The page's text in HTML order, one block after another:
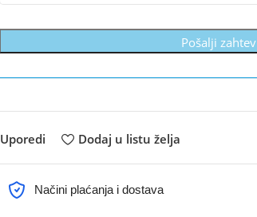
Pošalji zahtev
Uporedi Dodaj u listu želja
Načini plaćanja i dostava